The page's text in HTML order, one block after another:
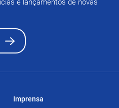
e lançamentos de novas
Imprensa